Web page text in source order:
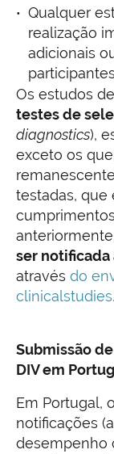
Qualquer
realização
adicionais
Os estudos
testes de
diagnostics),
exceto os
testadas, que
ser
através do
Submissão
DIV em
Em Portugal,
notificações
desempenho